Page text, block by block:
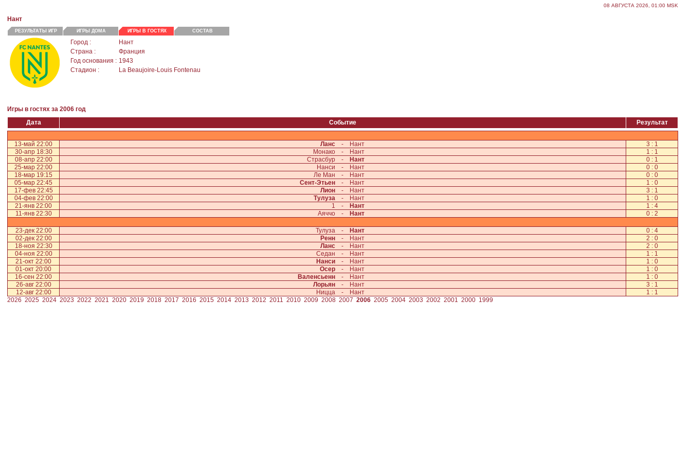
08 АВГУСТА 2026, 01:00 MSK
Нант
РЕЗУЛЬТАТЫ ИГР ИГРЫ ДОМА ИГРЫ В ГОСТЯХ СОСТАВ
Город :
Нант
Страна :
Франция
Год основания : 1943
Стадион :
La Beaujoire-Louis Fontenau
Игры в гостях за 2006 год
Дата
Событие Результат
13-май 22:00 Ланс - Нант
3 : 1
30-апр 18:30
Монако - Нант
1 : 1
08-апр 22:00
Страсбур - Нант
0 : 1
25-мар 22:00
Нанси - Нант
0 : 0
18-мар 19:15
Ле Ман - Нант
0 : 0
05-мар 22:45
Сент-Этьен - Нант
1 : 0
17-фев 22:45
Лион - Нант
3 : 1
04-фев 22:00
Тулуза - Нант
1 : 0
21-янв 22:00
1 - Нант
1 : 4
11-янв 22:30
Аяччо - Нант 0 : 2
23-дек 22:00 Тулуза - Нант
0 : 4
02-дек 22:00
Ренн - Нант
2 : 0
18-ноя 22:30
Ланс - Нант
2 : 0
04-ноя 22:00
Седан - Нант
1 : 1
21-окт 22:00
Нанси - Нант
1 : 0
01-окт 20:00
Осер - Нант
1 : 0
16-сен 22:00
Валенсьенн - Нант
1 : 0
26-авг 22:00
Лорьян - Нант
3 : 1
12-авг 22:00
Ницца - Нант
1 : 1
2026 2025 2024 2023 2022 2021 2020 2019 2018 2017 2016 2015 2014 2013 2012 2011 2010 2009 2008 2007 2006 2005 2004 2003 2002 2001 2000 1999